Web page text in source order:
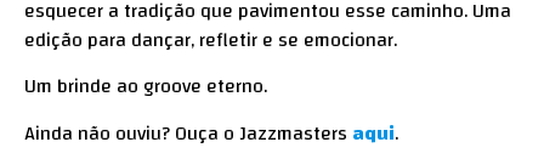
esquecer a tradição que pavimentou esse caminho. Uma
edição para dançar, refletir e se emocionar.
Um brinde ao groove eterno.
Ainda não ouviu? Ouça o Jazzmasters aqui.